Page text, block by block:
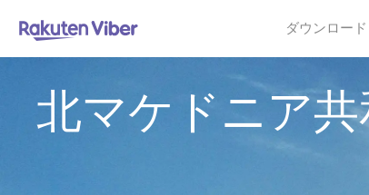
ダウンロード
北マケドニア